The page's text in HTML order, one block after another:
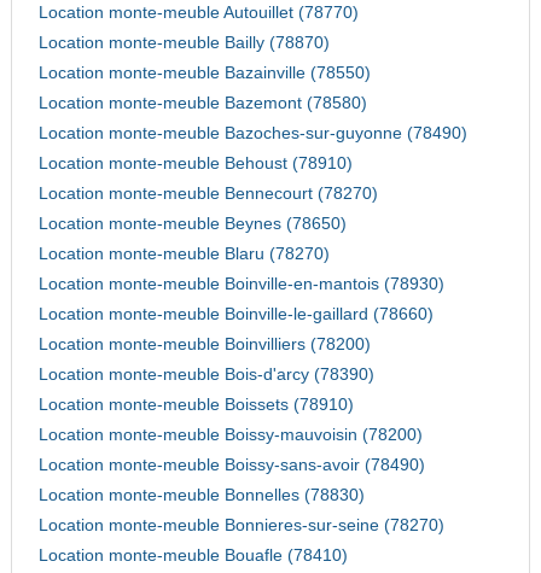
Location monte-meuble Autouillet (78770)
Location monte-meuble Bailly (78870)
Location monte-meuble Bazainville (78550)
Location monte-meuble Bazemont (78580)
Location monte-meuble Bazoches-sur-guyonne (78490)
Location monte-meuble Behoust (78910)
Location monte-meuble Bennecourt (78270)
Location monte-meuble Beynes (78650)
Location monte-meuble Blaru (78270)
Location monte-meuble Boinville-en-mantois (78930)
Location monte-meuble Boinville-le-gaillard (78660)
Location monte-meuble Boinvilliers (78200)
Location monte-meuble Bois-d'arcy (78390)
Location monte-meuble Boissets (78910)
Location monte-meuble Boissy-mauvoisin (78200)
Location monte-meuble Boissy-sans-avoir (78490)
Location monte-meuble Bonnelles (78830)
Location monte-meuble Bonnieres-sur-seine (78270)
Location monte-meuble Bouafle (78410)